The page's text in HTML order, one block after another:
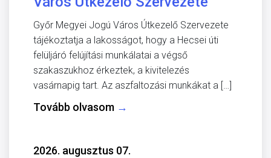
Győr Megyei Jogú Város Útkezelő Szervezete
tájékoztatja a lakosságot, hogy a Hecsei úti
felüljáró felújítási munkálatai a végső
szakaszukhoz érkeztek, a kivitelezés
vasárnapig tart. Az aszfaltozási munkákat a […]
Tovább olvasom →
2026. augusztus 07.